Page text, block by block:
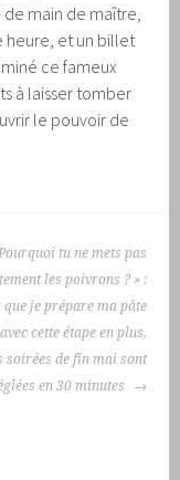
main de maître,
heure, et un billet
ce fameux
à laisser tomber
le pouvoir de
tu ne mets pas
les poivrons ? » :
que je prépare ma pâte
cette étape en plus,
soirées de fin mai sont
en 30 minutes